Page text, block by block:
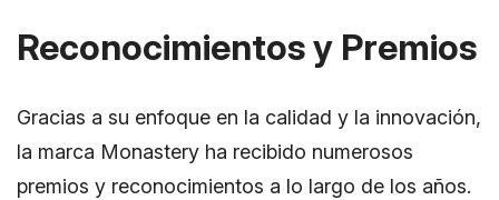
Reconocimientos y Premios
Gracias a su enfoque en la calidad y la innovación,
la marca Monastery ha recibido numerosos
premios y reconocimientos a lo largo de los años.